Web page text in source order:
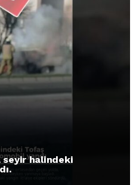
seyir halindeki